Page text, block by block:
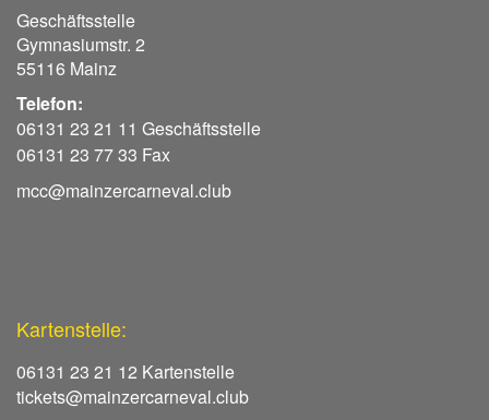
Geschäftsstelle
Gymnasiumstr. 2
55116 Mainz
Telefon:
06131 23 21 11 Geschäftsstelle
06131 23 77 33 Fax
mcc@mainzercarneval.club
Kartenstelle:
06131 23 21 12 Kartenstelle
tickets@mainzercarneval.club